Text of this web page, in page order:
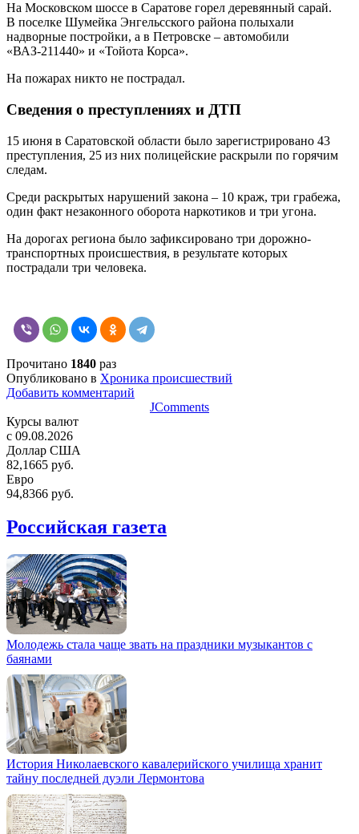
На Московском шоссе в Саратове горел деревянный сарай.
В поселке Шумейка Энгельсского района полыхали
надворные постройки, а в Петровске – автомобили
«ВАЗ-211440» и «Тойота Корса».
На пожарах никто не пострадал.
Сведения о преступлениях и ДТП
15 июня в Саратовской области было зарегистрировано 43
преступления, 25 из них полицейские раскрыли по горячим
следам.
Среди раскрытых нарушений закона – 10 краж, три грабежа,
один факт незаконного оборота наркотиков и три угона.
На дорогах региона было зафиксировано три дорожно-
транспортных происшествия, в результате которых
пострадали три человека.
Прочитано 1840 раз
Опубликовано в Хроника происшествий
Добавить комментарий
JComments
Курсы валют
c 09.08.2026
Доллар США
82,1665 руб.
Евро
94,8366 руб.
Российская газета
Молодежь стала чаще звать на праздники музыкантов с
баянами
История Николаевского кавалерийского училища хранит
тайну последней дуэли Лермонтова